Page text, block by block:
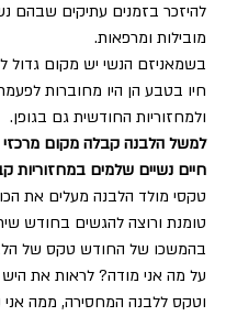
להיזכר בזמנים עתיקים שבהם
מובילות ומרפאות.
בשמאניזם הנשי יש מקום גדול
חיו בטבע הן היו מחוברות
ולמחזוריות החודשית גם בגופן.
למשל הלבנה קבלה מקום מרכזי
חיים נשיים שלמים במחזוריות
טקסי מולד הלבנה מעלים את
טומנת ורוצה להגשים בחודש
בהמשכו של החודש טקס של
על מה אני מודה? לראות את
וטקס ללבנה המחסירה, ממה אני